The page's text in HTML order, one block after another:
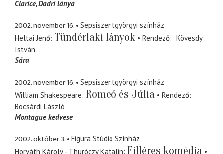
Clarice Dadri lánya
2002. november 16.
Sepsiszentgyörgyi színház
Heltai Jenő Tündérlaki lányok Rendező
Kövesdy
István
Sára
2002. november 16.
Sepsiszentgyörgyi színház
William Shakespeare Romeó és Júlia
Rendező
Bocsárdi László
Montague kedvese
2002. október 3.
Figura Stúdió Színház
Horváth Károly - Thuróczy Katalin Filléres komédia